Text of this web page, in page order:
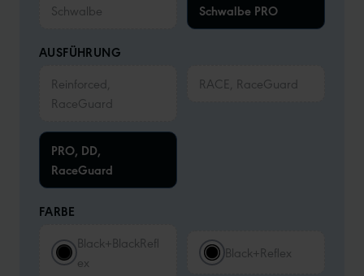
Schwalbe Schwalbe PRO
AUSFÜHRUNG
Reinforced,
RaceGuard
RACE, RaceGuard
PRO, DD,
RaceGuard
FARBE
Black+BlackRefl
ex
Black+Reflex